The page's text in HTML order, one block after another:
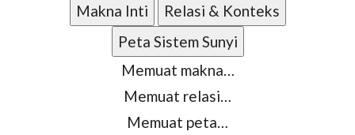
Makna Inti
Relasi & Konteks
Peta Sistem Sunyi
Memuat makna…
Memuat relasi…
Memuat peta…